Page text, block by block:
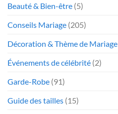
Beauté & Bien-être (5)
Conseils Mariage (205)
Décoration & Thème de Mariage
Événements de célébrité (2)
Garde-Robe (91)
Guide des tailles (15)